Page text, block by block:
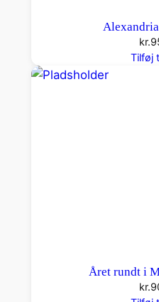
kr.
Tilføj
Året rundt i
kr.